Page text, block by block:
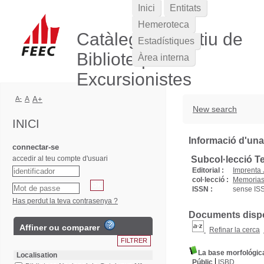
Catàleg Col·lectiu de
Biblioteques
Excursionistes
New search
Informació
Subcol·lecció
Editorial :
Imprenta
col·lecció :
ISSN :
sense
Documents
Refinar la cerca
La base
Públic
ISBD
Inici
Entitats
Hemeroteca
Estadístiques
Àrea interna
A- A A+
INICI
connectar-se
accedir al teu compte d'usuari
Has perdut la teva contrasenya ?
Affiner ou comparer
Localisation